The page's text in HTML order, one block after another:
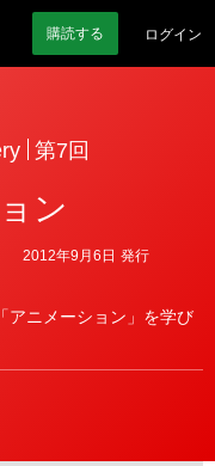
購読する ログイン
第7回
ン
アニメーション」を学び
2012年9月6日 発行